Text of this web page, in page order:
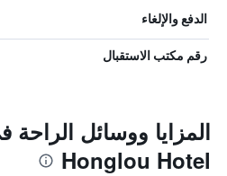
الدفع والإلغاء
رقم مكتب الاستقبال
Honglou Hotel